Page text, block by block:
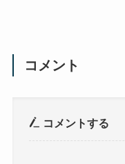
コメント
コメントする